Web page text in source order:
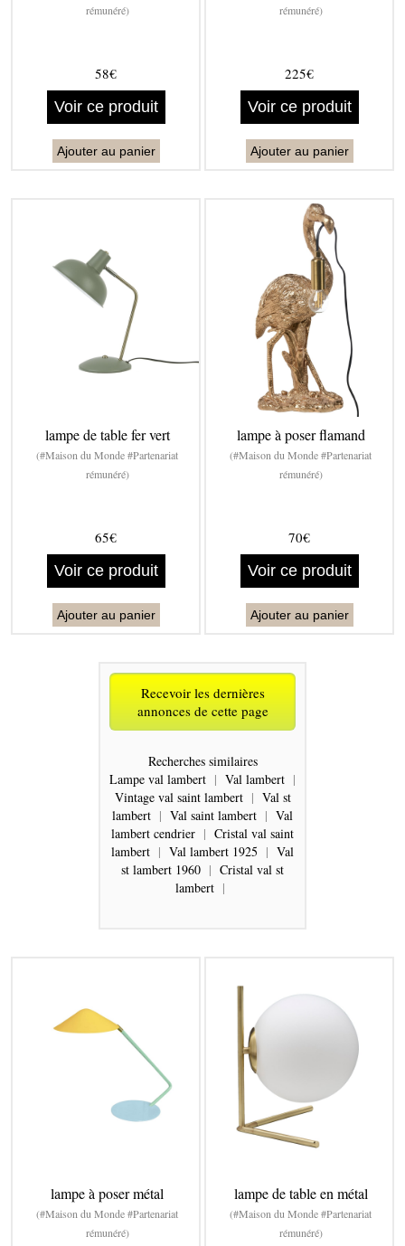
rémunéré)
58€
Voir ce produit
Ajouter au panier
rémunéré)
225€
Voir ce produit
Ajouter au panier
lampe de table fer vert
(#Maison du Monde #Partenariat
rémunéré)
65€
Voir ce produit
Ajouter au panier
lampe à poser flamand
(#Maison du Monde #Partenariat
rémunéré)
70€
Voir ce produit
Ajouter au panier
Recevoir les dernières
annonces de cette page
Recherches similaires
Lampe val lambert | Val lambert |
Vintage val saint lambert | Val st
lambert | Val saint lambert | Val
lambert cendrier | Cristal val saint
lambert | Val lambert 1925 | Val
st lambert 1960 | Cristal val st
lambert |
lampe à poser métal
(#Maison du Monde #Partenariat
rémunéré)
lampe de table en métal
(#Maison du Monde #Partenariat
rémunéré)